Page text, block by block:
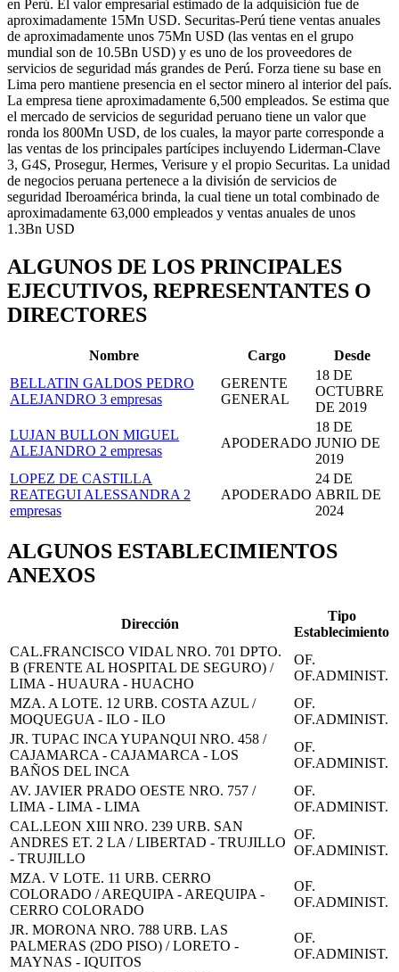
en Perú. El valor empresarial estimado de la adquisición fue de
aproximadamente 15Mn USD. Securitas-Perú tiene ventas anuales
de aproximadamente unos 75Mn USD (las ventas en el grupo
mundial son de 10.5Bn USD) y es uno de los proveedores de
servicios de seguridad más grandes de Perú. Forza tiene su base en
Lima pero mantiene presencia en el sector minero al interior del país.
La empresa tiene aproximadamente 6,500 empleados. Se estima que
el mercado de servicios de seguridad peruano tiene un valor que
ronda los 800Mn USD, de los cuales, la mayor parte corresponde a
las ventas de los principales partícipes incluyendo Liderman-Clave
3, G4S, Prosegur, Hermes, Verisure y el propio Securitas. La unidad
de negocios peruana pertenece a la división de servicios de
seguridad Iberoamérica brinda, la cual tiene un total combinado de
aproximadamente 63,000 empleados y ventas anuales de unos
1.3Bn USD
ALGUNOS DE LOS PRINCIPALES
EJECUTIVOS, REPRESENTANTES O
DIRECTORES
Nombre Cargo
Desde
BELLATIN GALDOS PEDRO
ALEJANDRO 3 empresas
GERENTE
GENERAL
18 DE
OCTUBRE
DE 2019
LUJAN BULLON MIGUEL
ALEJANDRO 2 empresas
APODERADO
18 DE
JUNIO DE
2019
LOPEZ DE CASTILLA
REATEGUI ALESSANDRA 2
empresas
APODERADO
24 DE
ABRIL DE
2024
ALGUNOS ESTABLECIMIENTOS
ANEXOS
Dirección
Tipo
Establecimiento
CAL.FRANCISCO VIDAL NRO. 701 DPTO.
B (FRENTE AL HOSPITAL DE SEGURO) /
LIMA - HUAURA - HUACHO
OF.
OF.ADMINIST.
MZA. A LOTE. 12 URB. COSTA AZUL /
MOQUEGUA - ILO - ILO
OF.
OF.ADMINIST.
JR. TUPAC INCA YUPANQUI NRO. 458 /
CAJAMARCA - CAJAMARCA - LOS
BAÑOS DEL INCA
OF.
OF.ADMINIST.
AV. JAVIER PRADO OESTE NRO. 757 /
LIMA - LIMA - LIMA
OF.
OF.ADMINIST.
CAL.LEON XIII NRO. 239 URB. SAN
ANDRES ET. 2 LA / LIBERTAD - TRUJILLO
- TRUJILLO
OF.
OF.ADMINIST.
MZA. V LOTE. 11 URB. CERRO
COLORADO / AREQUIPA - AREQUIPA -
CERRO COLORADO
OF.
OF.ADMINIST.
JR. MORONA NRO. 788 URB. LAS
PALMERAS (2DO PISO) / LORETO -
MAYNAS - IQUITOS
OF.
OF.ADMINIST.